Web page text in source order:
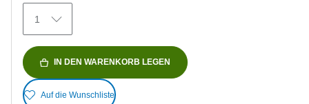
Bewertungen
1
IN DEN WARENKORB LEGEN
Auf die Wunschliste